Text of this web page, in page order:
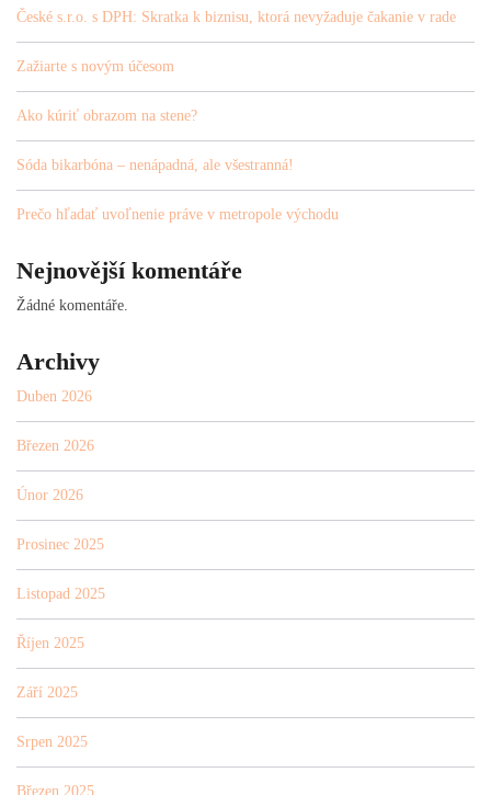
České s.r.o. s DPH: Skratka k biznisu, ktorá nevyžaduje čakanie v rade
Zažiarte s novým účesom
Ako kúriť obrazom na stene?
Sóda bikarbóna – nenápadná, ale všestranná!
Prečo hľadať uvoľnenie práve v metropole východu
Nejnovější komentáře
Žádné komentáře.
Archivy
Duben 2026
Březen 2026
Únor 2026
Prosinec 2025
Listopad 2025
Říjen 2025
Září 2025
Srpen 2025
Březen 2025